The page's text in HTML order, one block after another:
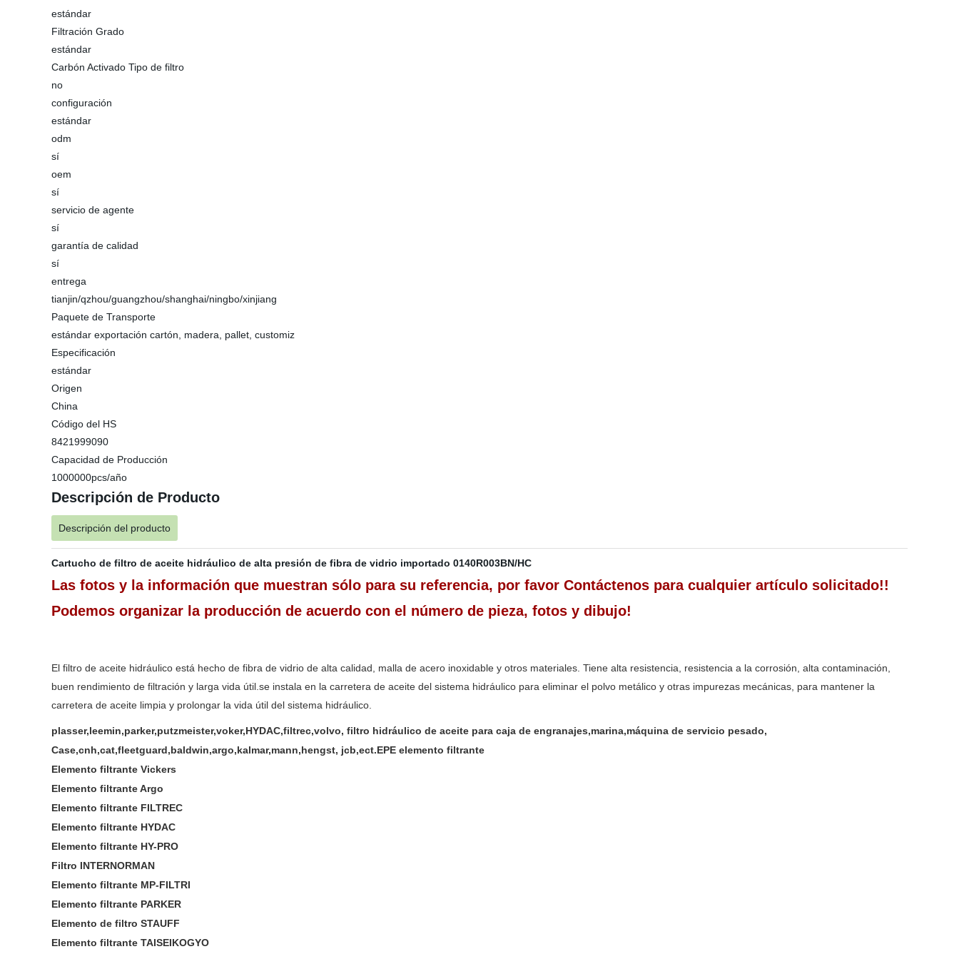
estándar
Filtración Grado
estándar
Carbón Activado Tipo de filtro
no
configuración
estándar
odm
sí
oem
sí
servicio de agente
sí
garantía de calidad
sí
entrega
tianjin/qzhou/guangzhou/shanghai/ningbo/xinjiang
Paquete de Transporte
estándar exportación cartón, madera, pallet, customiz
Especificación
estándar
Origen
China
Código del HS
8421999090
Capacidad de Producción
1000000pcs/año
Descripción de Producto
Descripción del producto
Cartucho de filtro de aceite hidráulico de alta presión de fibra de vidrio importado 0140R003BN/HC
Las fotos y la información que muestran sólo para su referencia, por favor Contáctenos para cualquier artículo solicitado!!
Podemos organizar la producción de acuerdo con el número de pieza, fotos y dibujo!
El filtro de aceite hidráulico está hecho de fibra de vidrio de alta calidad, malla de acero inoxidable y otros materiales. Tiene alta resistencia, resistencia a la corrosión, alta contaminación,
buen rendimiento de filtración y larga vida útil.se instala en la carretera de aceite del sistema hidráulico para eliminar el polvo metálico y otras impurezas mecánicas, para mantener la
carretera de aceite limpia y prolongar la vida útil del sistema hidráulico.
plasser,leemin,parker,putzmeister,voker,HYDAC,filtrec,volvo, filtro hidráulico de aceite para caja de engranajes,marina,máquina de servicio pesado,
Case,cnh,cat,fleetguard,baldwin,argo,kalmar,mann,hengst, jcb,ect.EPE elemento filtrante
Elemento filtrante Vickers
Elemento filtrante Argo
Elemento filtrante FILTREC
Elemento filtrante HYDAC
Elemento filtrante HY-PRO
Filtro INTERNORMAN
Elemento filtrante MP-FILTRI
Elemento filtrante PARKER
Elemento de filtro STAUFF
Elemento filtrante TAISEIKOGYO